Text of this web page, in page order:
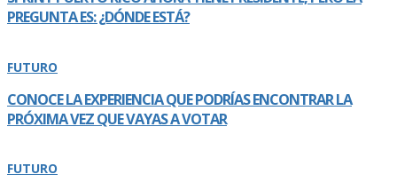
PREGUNTA ES: ¿DÓNDE ESTÁ?
FUTURO
CONOCE LA EXPERIENCIA QUE PODRÍ­AS ENCONTRAR LA
PRÓXIMA VEZ QUE VAYAS A VOTAR
FUTURO